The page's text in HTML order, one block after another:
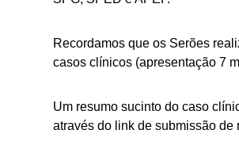
Recordamos que os Serões
casos clínicos (apresentação 7
Um resumo sucinto do caso
através do link de submissão de